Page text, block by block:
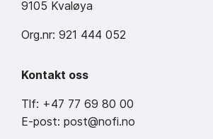
9105 Kvaløya
Org.nr: 921 444 052
Kontakt oss
Tlf: +47 77 69 80 00
E-post: post@nofi.no